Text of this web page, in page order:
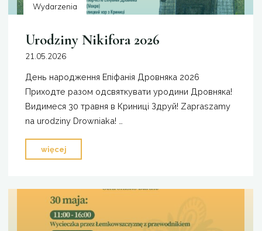
Wydarzenia
Urodziny Nikifora 2026
21.05.2026
День народження Епіфанія Дровняка 2026
Приходте разом одсвяткувати уродини Дровняка!
Видимеся 30 травня в Криниці Здруй! Zapraszamy
na urodziny Drowniaka! …
więcej
Nikifora